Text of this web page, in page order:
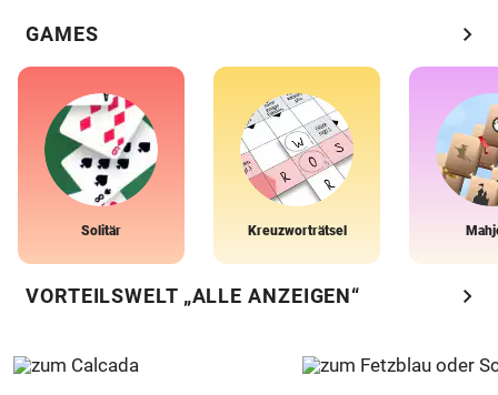
GAMES chevron_right
Solitär Kreuzworträtsel
VORTEILSWELT „ALLE ANZEIGEN“ chevron_right